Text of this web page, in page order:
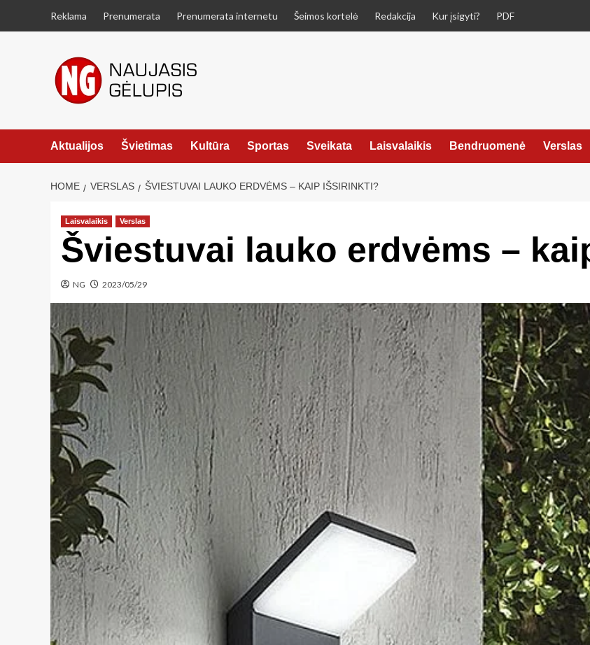
Reklama Prenumerata Prenumerata internetu Šeimos kortelė Redakcija Kur įsigyti? PDF
Aktualijos Švietimas Kultūra Sportas Sveikata Laisvalaikis Bendruomenė Verslas
HOME VERSLAS ŠVIESTUVAI LAUKO ERDVĖMS – KAIP IŠSIRINKTI?
Laisvalaikis Verslas
Šviestuvai lauko erdvėms –
NG 2023/05/29